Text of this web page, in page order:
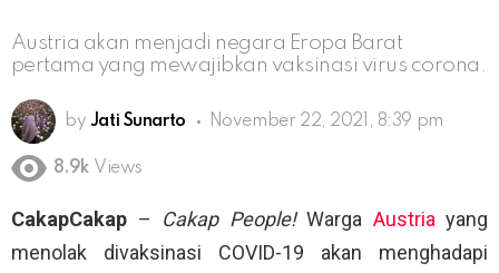
Austria akan menjadi negara Eropa Barat
pertama yang mewajibkan vaksinasi virus corona.
by Jati Sunarto November 22, 2021, 8:39 pm
8.9k Views
CakapCakap – Cakap People!Warga Austriayang
menolak divaksinasi COVID-19 akan menghadapi